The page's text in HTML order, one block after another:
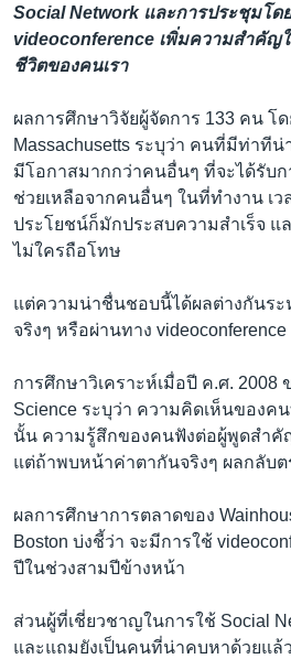
Social Network และการประชุมโด
videoconference เพิ่มความสำคัญ
ชีวิตของคนเรา
ผลการศึกษาวิจัยผู้จัดการ 133 คน โ
Massachusetts ระบุว่า คนที่มีท่าที
มีโอกาสมากกว่าคนอื่นๆ ที่จะได้รับก
ช่วยเหลือจากคนอื่นๆ ในที่ทำงาน เ
ประโยชน์ก็มักประสบความสำเร็จ แ
ไม่ใครถือโทษ
แต่ความน่าชื่นชอบนี้ได้ผลต่างกันร
จริงๆ หรือผ่านทาง videoconference
การศึกษาวิเคราะห์เมื่อปี ค.ศ. 2008
Science ระบุว่า ความคิดเห็นของ
นั้น ความรู้สึกของคนฟังต่อผู้พูดสำ
แต่ถ้าพบหน้าค่าตากันจริงๆ ผลกลับ
ผลการศึกษาการตลาดของ
Boston บ่งชี้ว่า จะมีการใช้
ปีในช่วงสามปีข้างหน้า
ส่วนผู้ที่เชี่ยวชาญในการใช้ Social
และแถมยังเป็นคนที่น่าคบหาด้วยแล้